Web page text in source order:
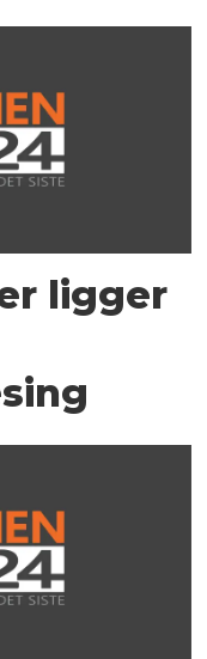
ligger